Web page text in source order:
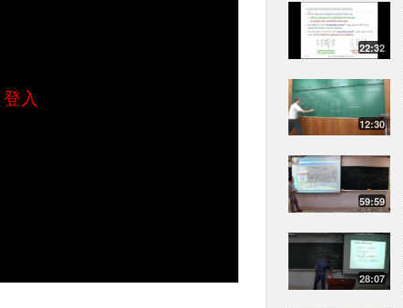
登入
22:32
12:30
59:59
28:07